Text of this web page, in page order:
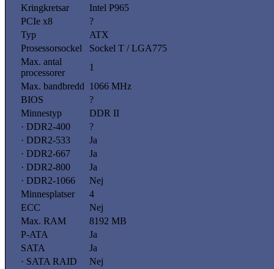
Kringkretsar
Intel P965
PCIe x8
?
Typ
ATX
Prosessorsockel
Sockel T / LGA775
Max. antal
processorer
1
Max. bandbredd 1066 MHz
BIOS
?
Minnestyp
DDR II
· DDR2-400
?
· DDR2-533
Ja
· DDR2-667
Ja
· DDR2-800
Ja
· DDR2-1066
Nej
Minnesplatser
4
ECC
Nej
Max. RAM
8192 MB
P-ATA
Ja
SATA
Ja
· SATA RAID
Nej